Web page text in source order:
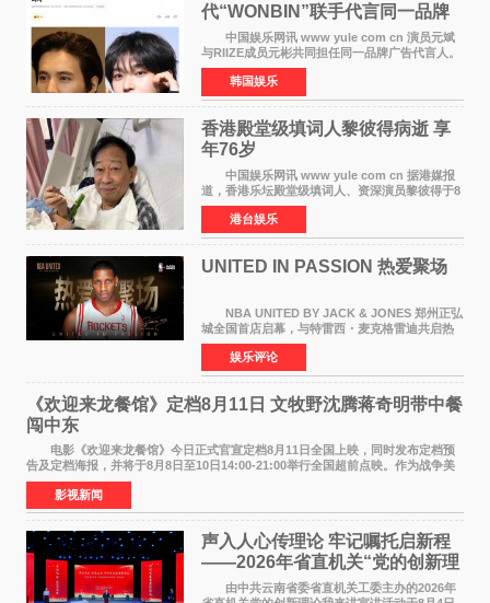
代“WONBIN”联手代言同一品牌
颜值天花板合体
中国娱乐网讯 www yule com cn 演员元斌
与RIIZE成员元彬共同担任同一品牌广告代言人。
6日据独家报道，继演员元斌之后，RIIZE元彬最
近也被选为某在线中介平台A公司的共同广告代言
人，两人将作
韩国娱乐
香港殿堂级填词人黎彼得病逝 享
年76岁​
中国娱乐网讯 www yule com cn 据港媒报
道，香港乐坛殿堂级填词人、资深演员黎彼得于8
月5日上午因病离世，终年76岁。好友钟志光透
露，黎彼得今年3月中风后便卧床休养，身体机能
持续衰退，最
港台娱乐
UNITED IN PASSION 热爱聚场
NBA UNITED BY JACK & JONES 郑州正弘
城全国首店启幕，与特雷西・麦克格雷迪共启热
爱 2026 年7 月21 日，
NBAUNITEDBYJACK&JONES 全国首店，于郑
州正弘城正式启幕。NBA 传奇球星
娱乐评论
《欢迎来龙餐馆》定档8月11日 文牧野沈腾蒋奇明带中餐
闯中东
电影《欢迎来龙餐馆》今日正式官宣定档8月11日全国上映，同时发布定档预
告及定档海报，并将于8月8日至10日14:00-21:00举行全国超前点映。作为战争美
食大片，影片讲述的是中国厨师徐福（沈腾
影视新闻
声入人心传理论 牢记嘱托启新程
——2026年省直机关“党的创新理
论我来讲”宣讲活动圆满落幕
由中共云南省委省直机关工委主办的2026年